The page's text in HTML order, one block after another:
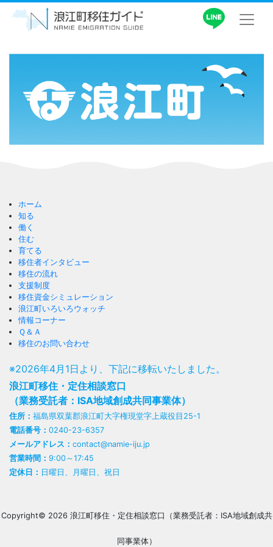
ホーム
知る
働く
住む
育てる
移住者インタビュー
移住の流れ
支援制度
移住資金シミュレーション
浪江町いろいろウォッチ
情報コーナー
Ｑ＆Ａ
移住のお問い合わせ
※2026年4月1日より、下記に移転いたしました。
浪江町移住・定住相談窓口
（業務受託者：ISA地域創成共同事業体）
住所： 福島県双葉郡浪江町大字権現堂字上蔵役目25-1
電話番号： 0240-23-6357
メールアドレス： contact@namie-iju.jp
営業時間： 9:00～17:45
定休日： 日曜日、月曜日、祝日
Copyright© 2026 浪江町移住・定住相談窓口（業務受託者：ISA地域創成共
同事業体）